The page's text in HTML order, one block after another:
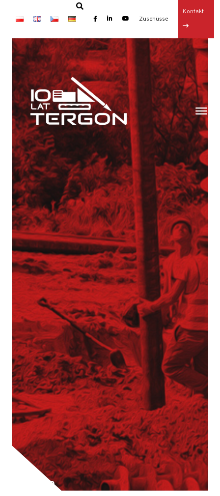
Zuschüsse
Kontakt
×
Startseite
Artikel
Ausfüllen der Lücken
Dichtungswände und Bodeninjektion
Dienstleistungen
Baugrubenverbau
Bodenverankerungen
Palisaden
Spundwände
Stützmauern
Trägerbohlwände
Baugrundverbesserung und
Spezialfundamente
Bohrpfähle CFA
Bohrpfähle VDW
DSM-Säulen
Düsenstrahlsäule
Mikropfähle
Verdrängungspfähle
Dichtungswände und Bodeninjektion
Dichtungsinjektion
Düsenstrahlverfahren
Team